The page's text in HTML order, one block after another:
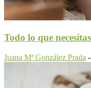
Todo lo que
Juana Mª González Prada -